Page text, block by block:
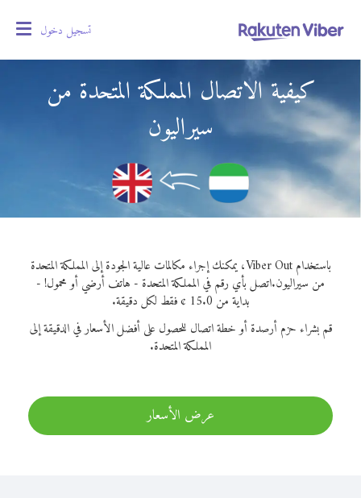
تسجيل دخول
كيفية الاتصال المملكة المتحدة من
سيراليون
باستخدام Viber Out، يمكنك إجراء مكالمات عالية الجودة إلى المملكة المتحدة
من سيراليون.اتصل بأي رقم في المملكة المتحدة - هاتف أرضي أو محمول! -
بداية من 15.0 ¢ فقط لكل دقيقة.
قم بشراء حزم أرصدة أو خطة اتصال للحصول على أفضل الأسعار في الدقيقة إلى
المملكة المتحدة.
عرض الأسعار